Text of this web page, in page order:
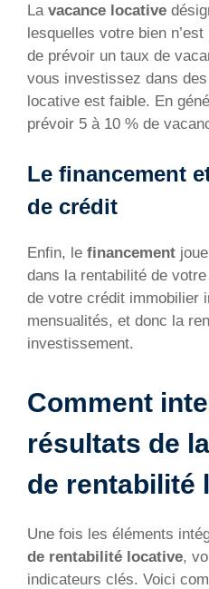
La vacance locative
lesquelles votre bien
de prévoir un taux de
vous investissez dans
locative est faible. En
prévoir 5 à 10 % de
Le financement
de crédit
Enfin, le financement
dans la rentabilité de
de votre crédit immobilier
mensualités, et donc la
investissement.
Comment
résultats de
de rentabilité
Une fois les éléments
de rentabilité locative,
indicateurs clés. Voici